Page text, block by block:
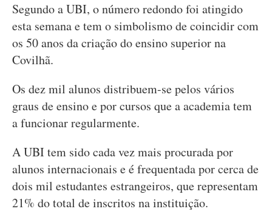
Segundo a UBI, o número redondo foi atingido
esta semana e tem o simbolismo de coincidir com
os 50 anos da criação do ensino superior na
Covilhã.
Os dez mil alunos distribuem-se pelos vários
graus de ensino e por cursos que a academia tem
a funcionar regularmente.
A UBI tem sido cada vez mais procurada por
alunos internacionais e é frequentada por cerca de
dois mil estudantes estrangeiros, que representam
21% do total de inscritos na instituição.